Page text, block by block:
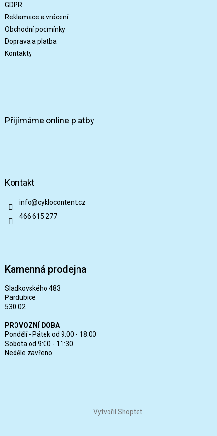
GDPR
Reklamace a vrácení
Obchodní podmínky
Doprava a platba
Kontakty
Přijímáme online platby
Kontakt
info@cyklocontent.cz
466 615 277
Kamenná prodejna
Sladkovského 483
Pardubice
530 02
PROVOZNÍ DOBA
Pondělí - Pátek od 9:00 - 18:00
Sobota od 9:00 - 11:30
Neděle zavřeno
Vytvořil Shoptet